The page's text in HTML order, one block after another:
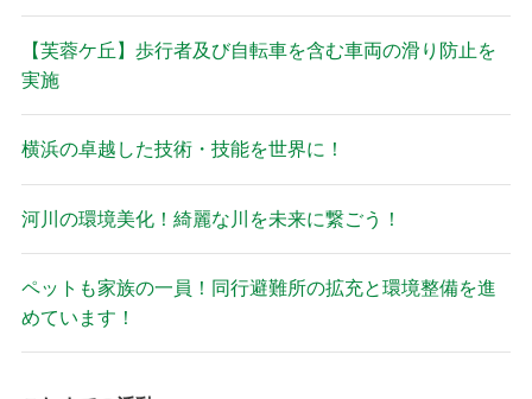
【芙蓉ケ丘】歩行者及び自転車を含む車両の滑り防止を
実施
横浜の卓越した技術・技能を世界に！
河川の環境美化！綺麗な川を未来に繋ごう！
ペットも家族の一員！同行避難所の拡充と環境整備を進
めています！